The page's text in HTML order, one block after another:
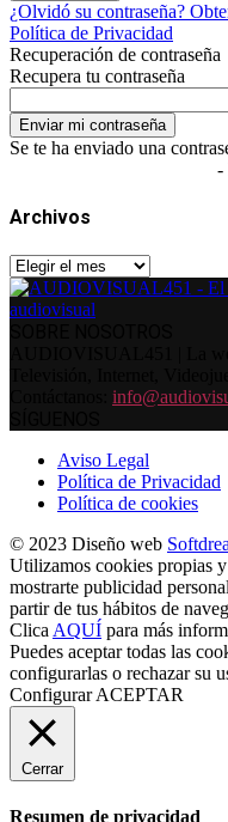
¿Olvidó su contraseña?
Política de Privacidad
Recuperación de contraseña
Recupera tu contraseña
Se te ha enviado una
-
Archivos
Archivos
Aviso Legal
Política de Privacidad
Política de cookies
© 2023 Diseño web
Utilizamos cookies propias
mostrarte publicidad
partir de tus hábitos de
Clica AQUÍ para más
Puedes aceptar todas las
configurarlas o rechazar su
Configurar ACEPTAR
Cerrar
Resumen de privacidad